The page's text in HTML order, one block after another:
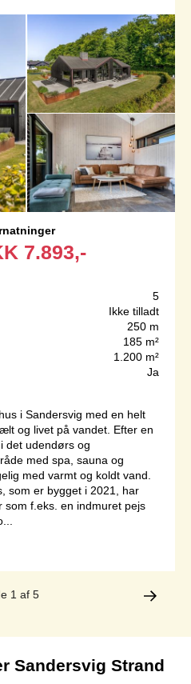
7.893,-
5
Ikke tilladt
250 m
185 m²
1.200 m²
Ja
i Sandersvig med en helt
og livet på vandet. Efter en
det udendørs og
med spa, sauna og
med varmt og koldt vand.
som er bygget i 2021, har
f.eks. en indmuret pejs
1 af 5
Sandersvig Strand